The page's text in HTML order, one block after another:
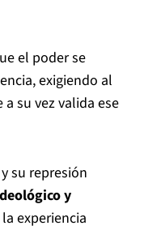
el poder se
exigiendo al
su vez valida ese
su represión
y
experiencia